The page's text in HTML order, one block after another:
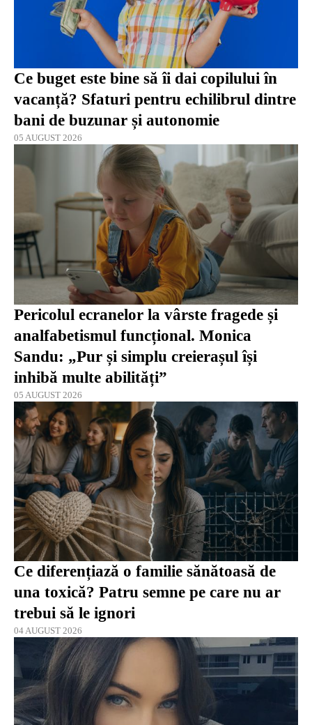
Ce buget este bine să îi dai copilului în
vacanță? Sfaturi pentru echilibrul dintre
bani de buzunar și autonomie
05 AUGUST 2026
Pericolul ecranelor la vârste fragede și
analfabetismul funcțional. Monica
Sandu: „Pur și simplu creierașul își
inhibă multe abilități”
05 AUGUST 2026
Ce diferențiază o familie sănătoasă de
una toxică? Patru semne pe care nu ar
trebui să le ignori
04 AUGUST 2026